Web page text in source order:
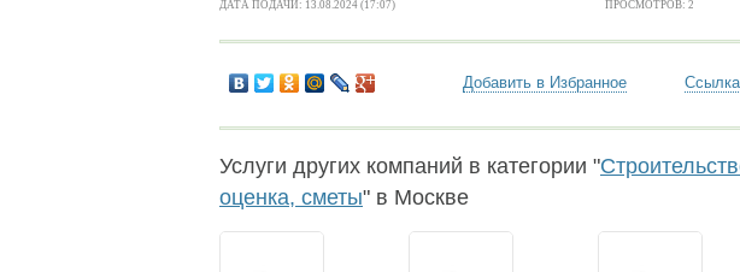
ДАТА ПОДАЧИ: 13.08.2024 (17:07) ПРОСМОТРОВ: 2
Добавить в Избранное
Услуги других компаний в категории "
оценка, сметы" в Москве